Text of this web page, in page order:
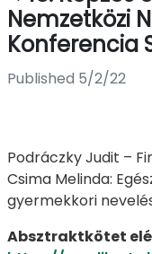
Nemzetközi
Konferencia
Published 5/2/22
Podráczky Judit –
Csima Melinda:
gyermekkori
Absztraktkötet